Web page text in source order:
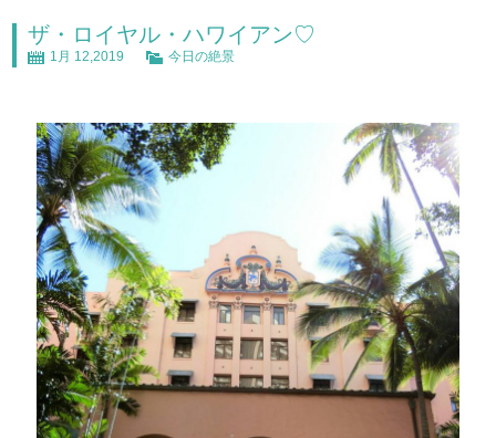
ザ・ロイヤル・ハワイアン♡
1月 12,2019 今日の絶景